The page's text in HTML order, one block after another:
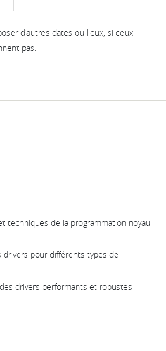
d'autres dates ou lieux, si ceux
pas.
techniques de la programmation noyau
drivers pour différents types de
drivers performants et robustes